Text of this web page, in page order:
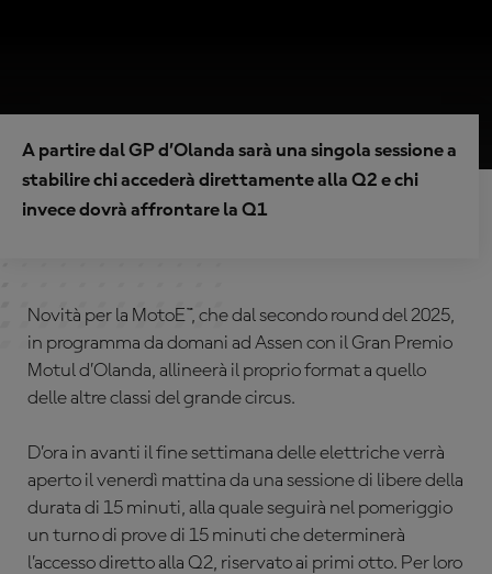
A partire dal GP d’Olanda sarà una singola sessione a
stabilire chi accederà direttamente alla Q2 e chi
invece dovrà affrontare la Q1
Novità per la MotoE™, che dal secondo round del 2025,
in programma da domani ad Assen con il Gran Premio
Motul d’Olanda, allineerà il proprio format a quello
delle altre classi del grande circus.
D’ora in avanti il fine settimana delle elettriche verrà
aperto il venerdì mattina da una sessione di libere della
durata di 15 minuti, alla quale seguirà nel pomeriggio
un turno di prove di 15 minuti che determinerà
l’accesso diretto alla Q2, riservato ai primi otto. Per loro